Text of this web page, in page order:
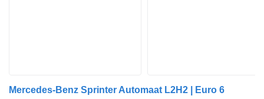
Mercedes-Benz Sprinter Automaat L2H2 | Euro 6